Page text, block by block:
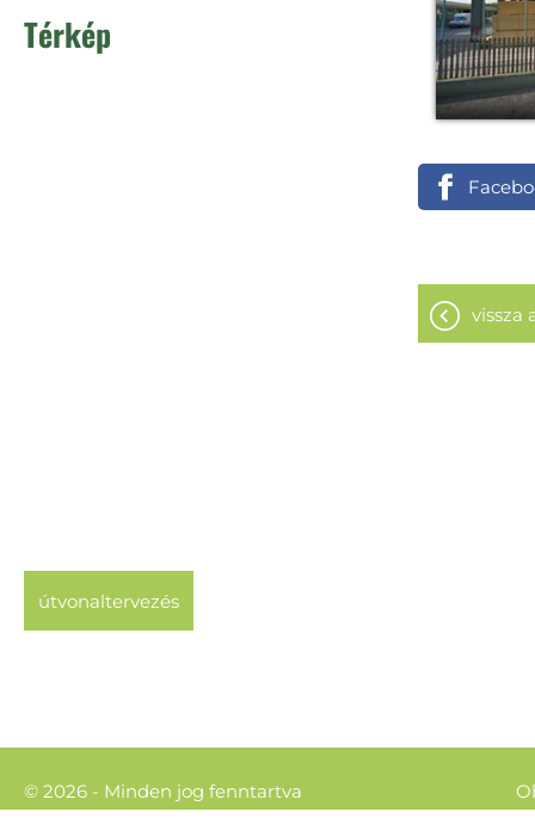
Térkép
útvonaltervezés
vissza
© 2026 - Minden jog fenntartva